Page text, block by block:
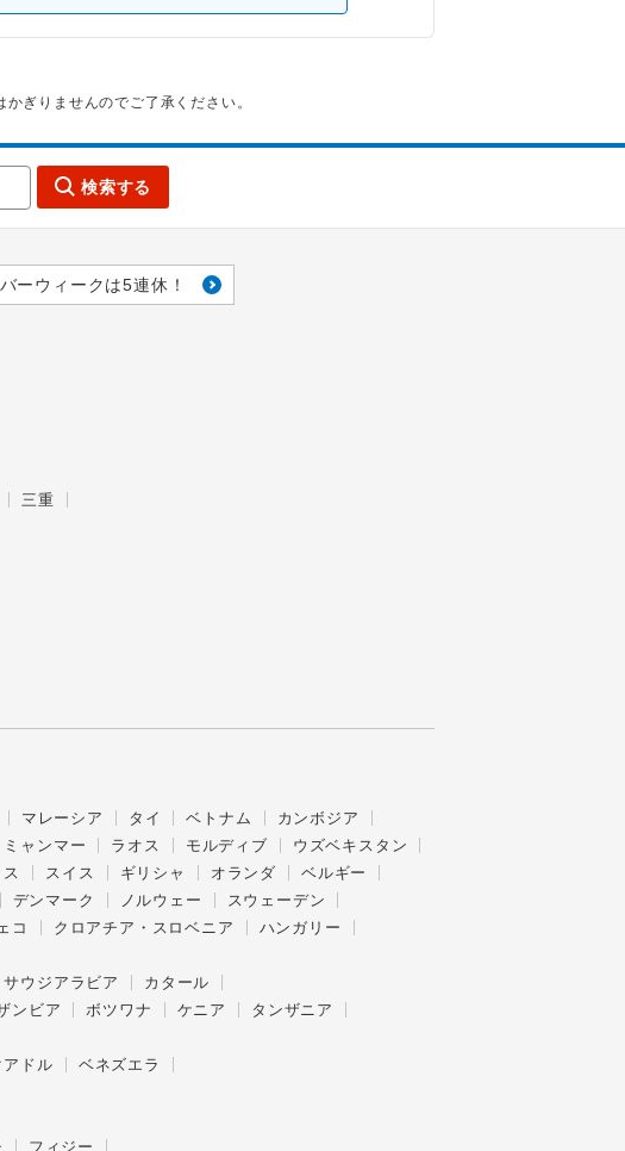
ぎりませんのでご了承ください。
検索する
ーウィークは5連休！
三重
マレーシア タイ ベトナム
カンボジア
ミャンマー ラオス モルディブ
ウズベキスタン
スイス ギリシャ オランダ
ベルギー
デンマーク ノルウェー
スウェーデン
コ クロアチア・スロベニア
ハンガリー
サウジアラビア
カタール
ンビア ボツワナ ケニア
タンザニア
アドル
ベネズエラ
フィジー